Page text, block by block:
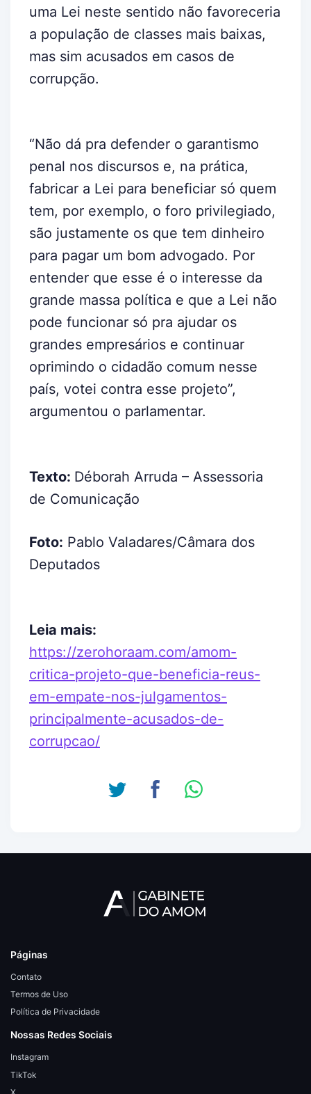
uma Lei neste sentido não favoreceria
a população de classes mais baixas,
mas sim acusados em casos de
corrupção.
“Não dá pra defender o garantismo
penal nos discursos e, na prática,
fabricar a Lei para beneficiar só quem
tem, por exemplo, o foro privilegiado,
são justamente os que tem dinheiro
para pagar um bom advogado. Por
entender que esse é o interesse da
grande massa política e que a Lei não
pode funcionar só pra ajudar os
grandes empresários e continuar
oprimindo o cidadão comum nesse
país, votei contra esse projeto”,
argumentou o parlamentar.
Texto: Déborah Arruda – Assessoria
de Comunicação
Foto: Pablo Valadares/Câmara dos
Deputados
Leia mais:
https://zerohoraam.com/amom-
critica-projeto-que-beneficia-reus-
em-empate-nos-julgamentos-
principalmente-acusados-de-
corrupcao/
Páginas
Contato
Termos de Uso
Política de Privacidade
Nossas Redes Sociais
Instagram
TikTok